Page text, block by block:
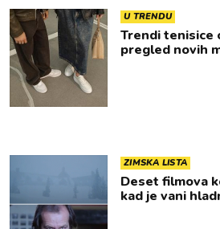
U TRENDU
Trendi tenisice
pregled novih
ZIMSKA LISTA
Deset filmova
kad je vani